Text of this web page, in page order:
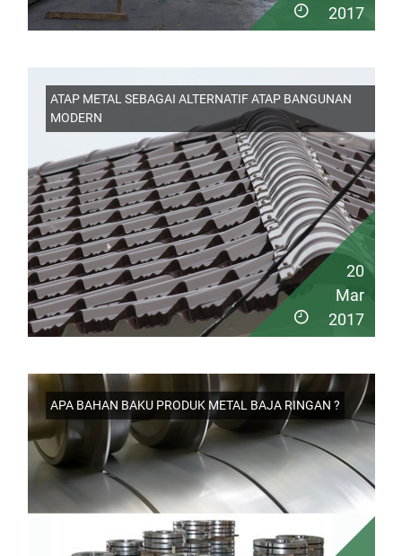
2017
ATAP METAL SEBAGAI ALTERNATIF ATAP BANGUNAN
MODERN
20
Mar
2017
APA BAHAN BAKU PRODUK METAL BAJA RINGAN ?